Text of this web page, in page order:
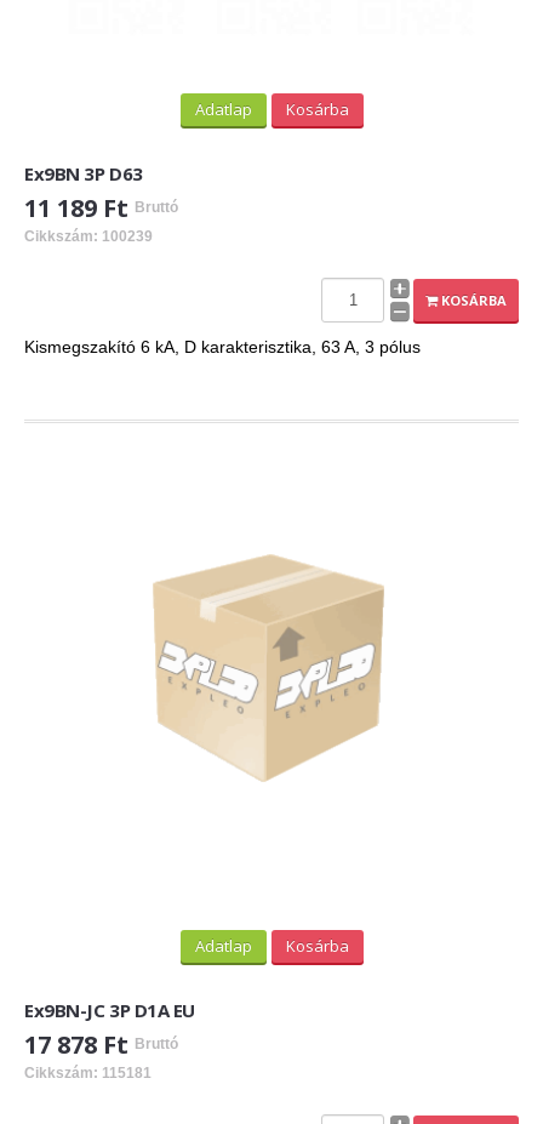
Adatlap Kosárba
Ex9BN 3P D63
11 189 Ft Bruttó
Cikkszám: 100239
KOSÁRBA
Kismegszakító 6 kA, D karakterisztika, 63 A, 3 pólus
Adatlap Kosárba
Ex9BN-JC 3P D1A EU
17 878 Ft Bruttó
Cikkszám: 115181